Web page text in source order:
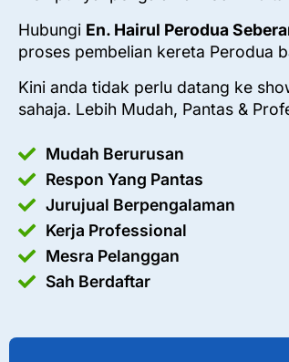
Hubungi En. Hairul Perodua
proses pembelian kereta Perodua
Kini anda tidak perlu datang ke
sahaja. Lebih Mudah, Pantas &
Mudah Berurusan
Respon Yang Pantas
Jurujual Berpengalaman
Kerja Professional
Mesra Pelanggan
Sah Berdaftar